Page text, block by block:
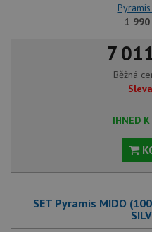
1 990
7
Běžná
IHNED
SET Pyramis MIDO